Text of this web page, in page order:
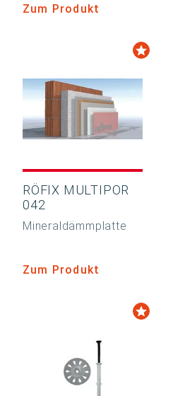
Zum Produkt
RÖFIX MULTIPOR
042
Mineraldämmplatte
Zum Produkt